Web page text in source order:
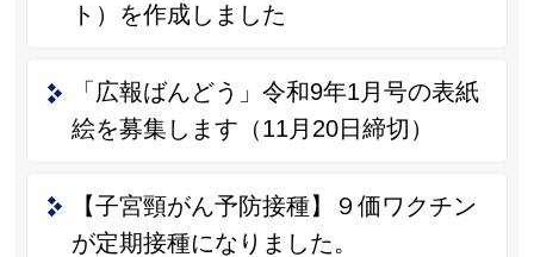
ト）を作成しました
「広報ばんどう」令和9年1月号の表紙
絵を募集します（11月20日締切）
【子宮頸がん予防接種】９価ワクチン
が定期接種になりました。